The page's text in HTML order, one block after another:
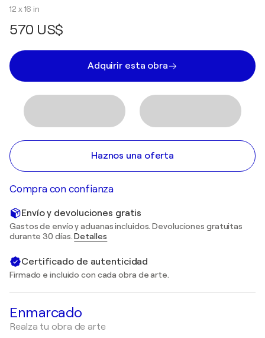
12 x 16 in
570 US$
Adquirir esta obra
Haznos una oferta
Compra con confianza
Envío y devoluciones gratis
Gastos de envío y aduanas incluidos. Devoluciones gratuitas
durante 30 días.Detalles
Certificado de autenticidad
Firmado e incluido con cada obra de arte.
Enmarcado
Realza tu obra de arte